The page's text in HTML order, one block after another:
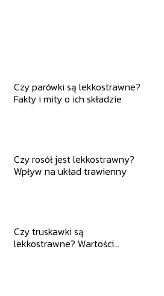
Czy parówki są lekkostrawne?
Fakty i mity o ich składzie
Czy rosół jest lekkostrawny?
Wpływ na układ trawienny
Czy truskawki są
lekkostrawne? Wartości